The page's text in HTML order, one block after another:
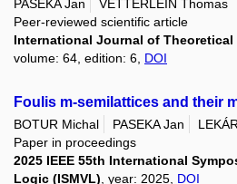
PASEKA Jan
VETTERLEIN Thomas
Peer-reviewed scientific article
International Journal of Theoretical
volume: 64, edition: 6, DOI
Foulis m-semilattices and their
BOTUR Michal PASEKA Jan
Paper in proceedings
2025 IEEE 55th International
Logic (ISMVL), year: 2025, DOI